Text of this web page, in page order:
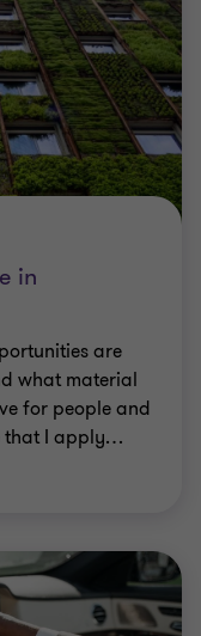
in
are
what material
for people and
that I apply…